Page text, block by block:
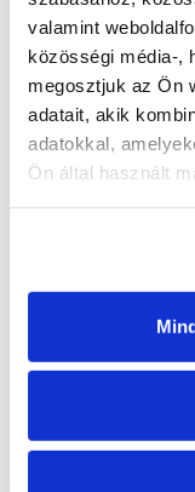
valamint
közösségi média-,
megosztjuk az Ön
adatait, akik
adatokkal,
Ön által használt